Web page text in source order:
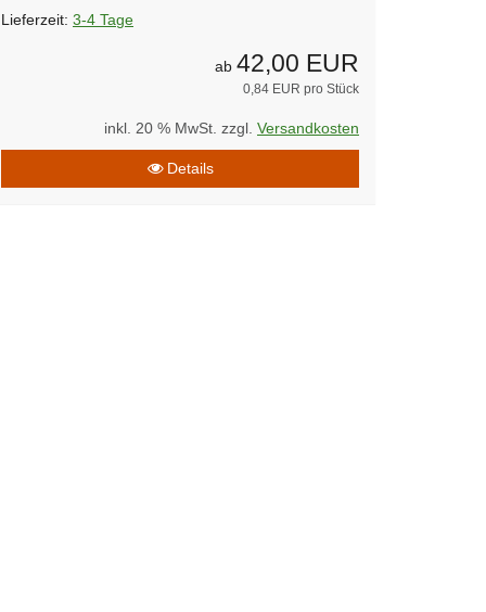
Lieferzeit: 3-4 Tage
ab 42,00 EUR
0,84 EUR pro Stück
inkl. 20 % MwSt. zzgl. Versandkosten
Details